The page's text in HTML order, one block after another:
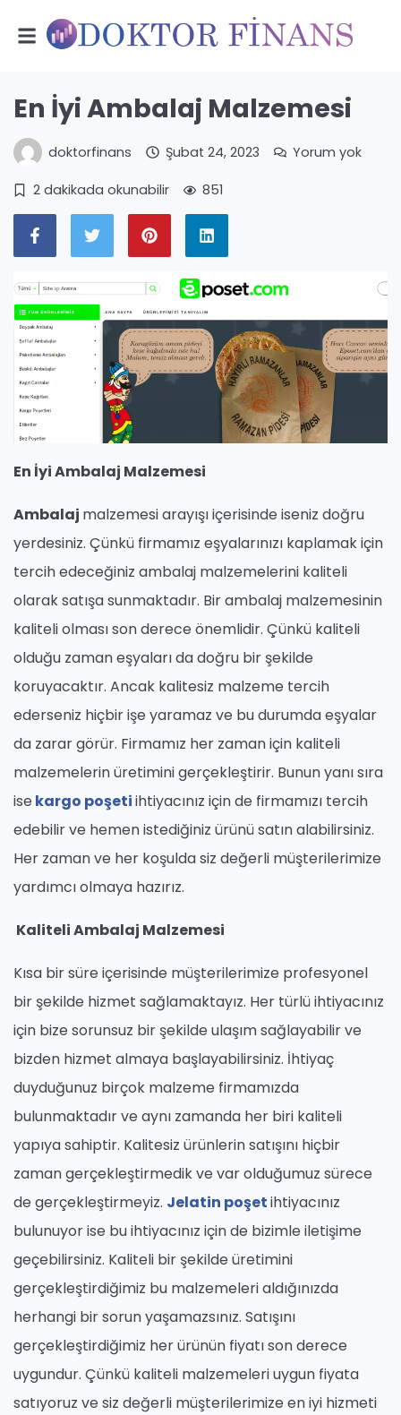
En İyi Ambalaj Malzemesi
doktorfinans Şubat 24, 2023 Yorum yok
2 dakikada okunabilir 851
En İyi Ambalaj Malzemesi
Ambalaj malzemesi arayışı içerisinde iseniz doğru
yerdesiniz. Çünkü firmamız eşyalarınızı kaplamak için
tercih edeceğiniz ambalaj malzemelerini kaliteli
olarak satışa sunmaktadır. Bir ambalaj malzemesinin
kaliteli olması son derece önemlidir. Çünkü kaliteli
olduğu zaman eşyaları da doğru bir şekilde
koruyacaktır. Ancak kalitesiz malzeme tercih
ederseniz hiçbir işe yaramaz ve bu durumda eşyalar
da zarar görür. Firmamız her zaman için kaliteli
malzemelerin üretimini gerçekleştirir. Bunun yanı sıra
ise kargo poşetiihtiyacınız için de firmamızı tercih
edebilir ve hemen istediğiniz ürünü satın alabilirsiniz.
Her zaman ve her koşulda siz değerli müşterilerimize
yardımcı olmaya hazırız.
Kaliteli Ambalaj Malzemesi
Kısa bir süre içerisinde müşterilerimize profesyonel
bir şekilde hizmet sağlamaktayız. Her türlü ihtiyacınız
için bize sorunsuz bir şekilde ulaşım sağlayabilir ve
bizden hizmet almaya başlayabilirsiniz. İhtiyaç
duyduğunuz birçok malzeme firmamızda
bulunmaktadır ve aynı zamanda her biri kaliteli
yapıya sahiptir. Kalitesiz ürünlerin satışını hiçbir
zaman gerçekleştirmedik ve var olduğumuz sürece
de gerçekleştirmeyiz. Jelatin poşetihtiyacınız
bulunuyor ise bu ihtiyacınız için de bizimle iletişime
geçebilirsiniz. Kaliteli bir şekilde üretimini
gerçekleştirdiğimiz bu malzemeleri aldığınızda
herhangi bir sorun yaşamazsınız. Satışını
gerçekleştirdiğimiz her ürünün fiyatı son derece
uygundur. Çünkü kaliteli malzemeleri uygun fiyata
satıyoruz ve siz değerli müşterilerimize en iyi hizmeti